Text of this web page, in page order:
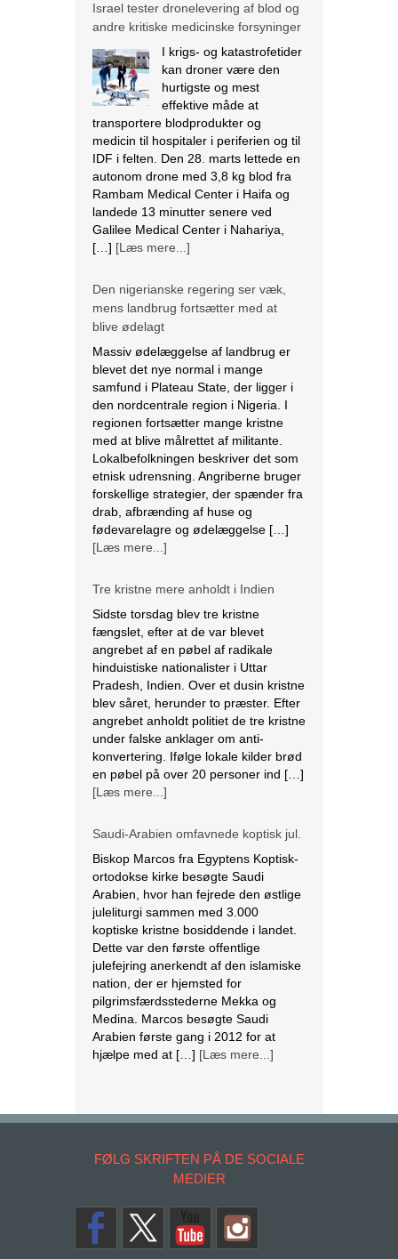
Israel tester dronelevering af blod og
andre kritiske medicinske forsyninger
I krigs- og katastrofetider
kan droner være den
hurtigste og mest
effektive måde at
transportere blodprodukter og
medicin til hospitaler i periferien og til
IDF i felten. Den 28. marts lettede en
autonom drone med 3,8 kg blod fra
Rambam Medical Center i Haifa og
landede 13 minutter senere ved
Galilee Medical Center i Nahariya,
[…] [Læs mere...]
Den nigerianske regering ser væk,
mens landbrug fortsætter med at
blive ødelagt
Massiv ødelæggelse af landbrug er
blevet det nye normal i mange
samfund i Plateau State, der ligger i
den nordcentrale region i Nigeria. I
regionen fortsætter mange kristne
med at blive målrettet af militante.
Lokalbefolkningen beskriver det som
etnisk udrensning. Angriberne bruger
forskellige strategier, der spænder fra
drab, afbrænding af huse og
fødevarelagre og ødelæggelse […]
[Læs mere...]
Tre kristne mere anholdt i Indien
Sidste torsdag blev tre kristne
fængslet, efter at de var blevet
angrebet af en pøbel af radikale
hinduistiske nationalister i Uttar
Pradesh, Indien. Over et dusin kristne
blev såret, herunder to præster. Efter
angrebet anholdt politiet de tre kristne
under falske anklager om anti-
konvertering. Ifølge lokale kilder brød
en pøbel på over 20 personer ind […]
[Læs mere...]
Saudi-Arabien omfavnede koptisk jul.
Biskop Marcos fra Egyptens Koptisk-
ortodokse kirke besøgte Saudi
Arabien, hvor han fejrede den østlige
juleliturgi sammen med 3.000
koptiske kristne bosiddende i landet.
Dette var den første offentlige
julefejring anerkendt af den islamiske
nation, der er hjemsted for
pilgrimsfærdsstederne Mekka og
Medina. Marcos besøgte Saudi
Arabien første gang i 2012 for at
hjælpe med at […] [Læs mere...]
efter lovændring
par af samme køn har fundet sted
tirsdag. Det skriver BBC. Dermed er
centralamerikanske land, der tillader
homoseksuelle par at gifte sig. Det
lesbiske par Alexandra Quiros og
FØLG SKRIFTEN PÅ DE SOCIALE
MEDIER